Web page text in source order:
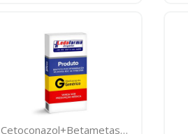
Cetoconazol+Betametasona+Neomicina